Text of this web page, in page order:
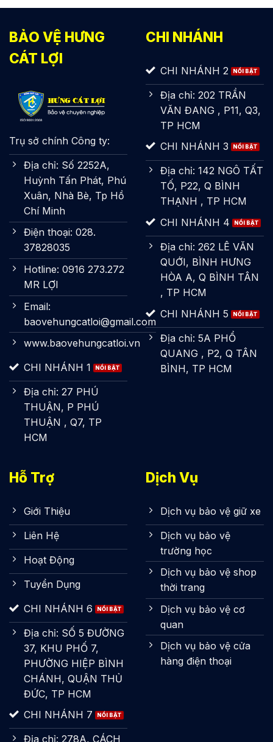
BẢO VỆ HƯNG
CÁT LỢI
Trụ sở chính Công ty:
Địa chỉ: Số 2252A,
Huỳnh Tấn Phát, Phú
Xuân, Nhà Bè, Tp Hồ
Chí Minh
Điện thoại: 028.
37828035
Hotline: 0916 273.272
MR LỢI
Email:
baovehungcatloi@gmail.com
www.baovehungcatloi.vn
CHI NHÁNH 1
Địa chỉ: 27 PHÚ
THUẬN, P PHÚ
THUẬN , Q7, TP
HCM
CHI NHÁNH
CHI NHÁNH 2
Địa chỉ: 202 TRẦN
VĂN ĐANG , P11, Q3,
TP HCM
CHI NHÁNH 3
Địa chỉ: 142 NGÔ TẤT
TỐ, P22, Q BÌNH
THẠNH , TP HCM
CHI NHÁNH 4
Địa chỉ: 262 LÊ VĂN
QUỚI, BÌNH HƯNG
HÒA A, Q BÌNH TÂN
, TP HCM
CHI NHÁNH 5
Địa chỉ: 5A PHỔ
QUANG , P2, Q TÂN
BÌNH, TP HCM
Hỗ Trợ
Giới Thiệu
Liên Hệ
Hoạt Động
Tuyển Dụng
CHI NHÁNH 6
Địa chỉ: SỐ 5 ĐƯỜNG
37, KHU PHỐ 7,
PHƯỜNG HIỆP BÌNH
CHÁNH, QUẬN THỦ
ĐỨC, TP HCM
CHI NHÁNH 7
Địa chỉ: 278A, CÁCH
Dịch Vụ
Dịch vụ bảo vệ giữ xe
Dịch vụ bảo vệ
trường học
Dịch vụ bảo vệ shop
thời trang
Dịch vụ bảo vệ cơ
quan
Dịch vụ bảo vệ cửa
hàng điện thoại